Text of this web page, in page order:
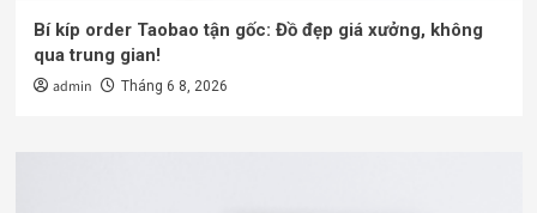
Bí kíp order Taobao tận gốc: Đồ đẹp giá xưởng, không
qua trung gian!
admin Tháng 6 8, 2026